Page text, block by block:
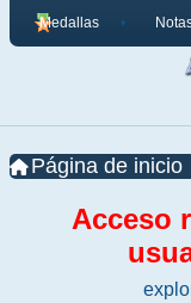
Medallas
Página de inicio
Acceso